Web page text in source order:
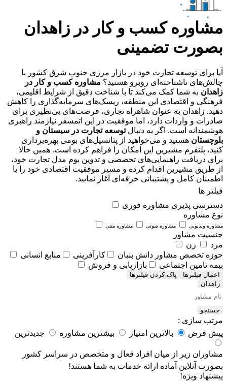
مشاوره کسب و کار در زاهدان
بصورت تضمینی
آیا برای توسعه تجارت خود در بازار مرزی جنوب شرق کشور با
چالش‌های ناشناخته‌ای روبرو هستید؟ مشاوره کسب و کار در
زاهدان به شما کمک می‌کند تا با شناخت دقیق از شرایط اقلیمی،
فرهنگی و اقتصادی این منطقه، ریسک‌های سرمایه‌گذاری را کاهش
دهید. زاهدان به عنوان شاهراه تجاری، فرصت‌های بی‌نظیری برای
صادرات و واردات دارد، اما موفقیت در این اتمسفر نیازمند راهبری
هوشمندانه است. اگر به دنبالتوسعه تجارت در سیستان و
بلوچستان هستید و می‌خواهید از پتانسیل‌های بومی بهره‌برداری
کنید، پلتفرم مشیرین این امکان را فراهم کرده است. همین حالا
برای دریافت راهنمایی‌های تخصصی و تدوین بوم مدل تجارت خود،
از طریق مشیرین اقدام کرده و مسیر موفقیت اقتصادی خود را با
اطمینان کامل و پشتیبانی حرفه‌ای آغاز نمایید.
فیلتر ها
دسترسی پذیری مشاوره فوری
نوع مشاوره
مشاوره ویدیویی مشاوره صوتی مشاوره متنی
جنسیت مشاور
مرد
زن
حوزه تخصص مشاور دانش بنیان کارآفرینی
منابع انسانی
بیمه تامین اجتماعی
بازاریابی و فروش
اعمال فیلترها
زاهدان
جستجو
مرتب سازی :
پیش فرض
بالاترین امتیاز بیشترین مشاوره جدیدترین
مشاوران زیر از میان افراد فعال و متخصص در سراسر کشور
بصورت آنلاین آماده ارائه خدمات به شما هستند!
پیشنهاد ویژه!